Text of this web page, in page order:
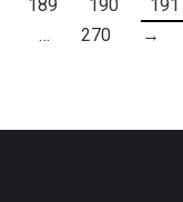
189 190 191
…
270 →